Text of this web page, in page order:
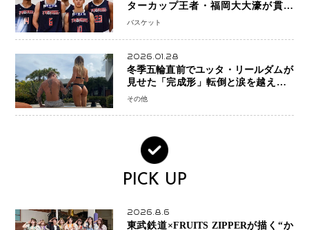
ターカップ王者・福岡大大濠が貫禄
V！ 東山は“背番号継承”で新たな物語
バスケット
2026.01.28
冬季五輪直前でユッタ・リールダムが
見せた「完成形」転倒と涙を越えて─
ミラノで金を狙うオランダ女王の現在
その他
PICK UP
2026.8.6
東武鉄道×FRUITS ZIPPERが描く“か